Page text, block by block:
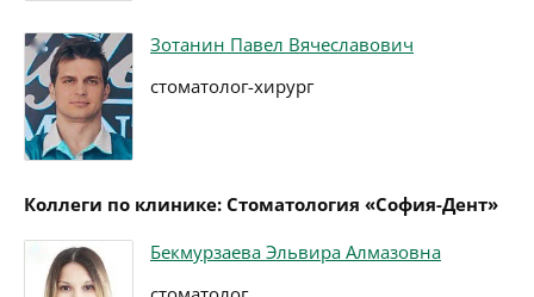
Зотанин Павел Вячеславович
стоматолог-хирург
Коллеги по клинике: Стоматология «София-Дент»
Бекмурзаева Эльвира Алмазовна